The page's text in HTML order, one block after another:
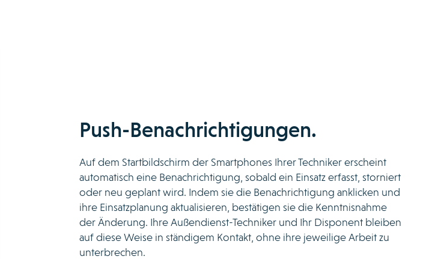
Push-Benachrichtigungen.
Auf dem Startbildschirm der Smartphones Ihrer Techniker erscheint
automatisch eine Benachrichtigung, sobald ein Einsatz erfasst, storniert
oder neu geplant wird. Indem sie die Benachrichtigung anklicken und
ihre Einsatzplanung aktualisieren, bestätigen sie die Kenntnisnahme
der Änderung. Ihre Außendienst-Techniker und Ihr Disponent bleiben
auf diese Weise in ständigem Kontakt, ohne ihre jeweilige Arbeit zu
unterbrechen.